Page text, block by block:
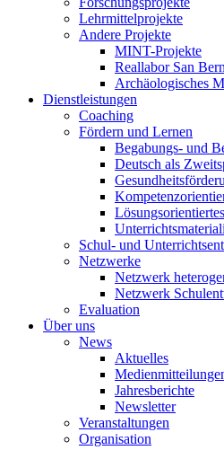
Lehrmittelprojekte
Andere Projekte
MINT-Projekte
Reallabor San
Archäologisches
Dienstleistungen
Coaching
Fördern und Lernen
Begabungs- und
Deutsch als
Schul- und
Netzwerke
Netzwerk
Netzwerk
Evaluation
Über uns
News
Aktuelles
Jahresberichte
Newsletter
Veranstaltungen
Organisation